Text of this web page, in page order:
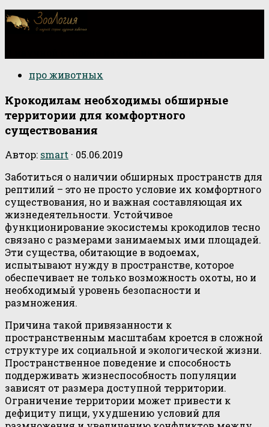
про животных
Крокодилам необходимы обширные
территории для комфортного
существования
Автор: smart · 05.06.2019
Заботиться о наличии обширных пространств для
рептилий – это не просто условие их комфортного
существования, но и важная составляющая их
жизнедеятельности. Устойчивое
функционирование экосистемы крокодилов тесно
связано с размерами занимаемых ими площадей.
Эти существа, обитающие в водоемах,
испытывают нужду в пространстве, которое
обеспечивает не только возможность охоты, но и
необходимый уровень безопасности и
размножения.
Причина такой привязанности к
пространственным масштабам кроется в сложной
структуре их социальной и экологической жизни.
Пространственное поведение и способность
поддерживать жизнеспособность популяции
зависят от размера доступной территории.
Ограничение территории может привести к
дефициту пищи, ухудшению условий для